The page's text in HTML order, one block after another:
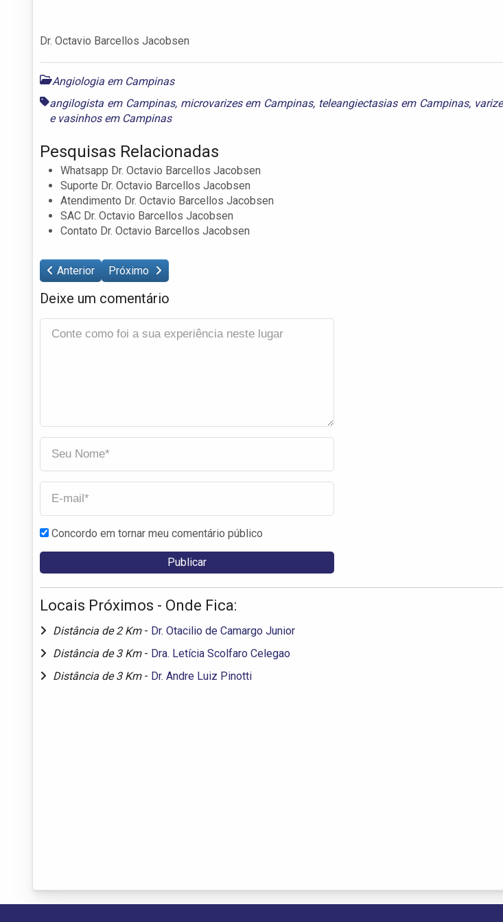
Dr. Octavio Barcellos Jacobsen
Angiologia em Campinas
angilogista em Campinas, microvarizes em Campinas, teleangiectasias em Campinas,
e vasinhos em Campinas
Pesquisas Relacionadas
Whatsapp Dr. Octavio Barcellos Jacobsen
Suporte Dr. Octavio Barcellos Jacobsen
Atendimento Dr. Octavio Barcellos Jacobsen
SAC Dr. Octavio Barcellos Jacobsen
Contato Dr. Octavio Barcellos Jacobsen
Anterior Próximo
Deixe um comentário
Concordo em tornar meu comentário público
Locais Próximos - Onde Fica:
Distância de 2 Km - Dr. Otacilio de Camargo Junior
Distância de 3 Km - Dra. Letícia Scolfaro Celegao
Distância de 3 Km - Dr. Andre Luiz Pinotti